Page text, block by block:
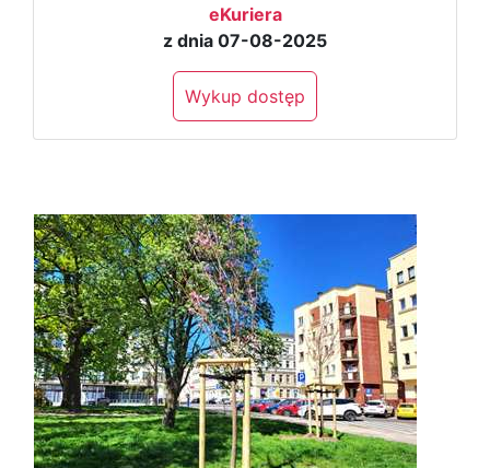
eKuriera
z dnia 07-08-2025
Wykup dostęp